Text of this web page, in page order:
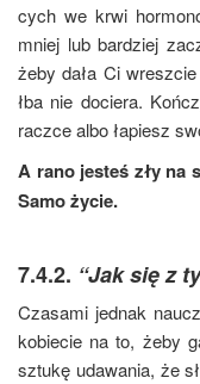
cych we krwi
mniej lub bar­dziej
żeby dała Ci
łba nie docie­ra.
racz­ce albo łapiesz
A rano jesteś zły na
Samo życie.
7.4.2. “Jak się z
Cza­sa­mi jed­nak
kobie­cie na to, żeby
sztu­kę uda­wa­nia, że